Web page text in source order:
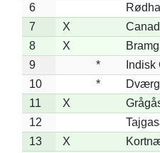
6
7
X
8
X
9
*
10
*
11
X
12
13
X